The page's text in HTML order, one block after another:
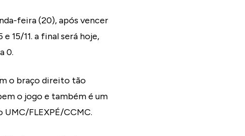
feira (20), após vencer
15/11. a final será hoje,
0.
o braço direito tão
o jogo e também é um
FLEXPÉ/CCMC.